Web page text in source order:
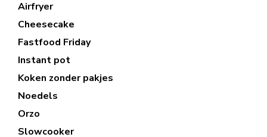
Airfryer
Cheesecake
Fastfood Friday
Instant pot
Koken zonder pakjes
Noedels
Orzo
Slowcooker